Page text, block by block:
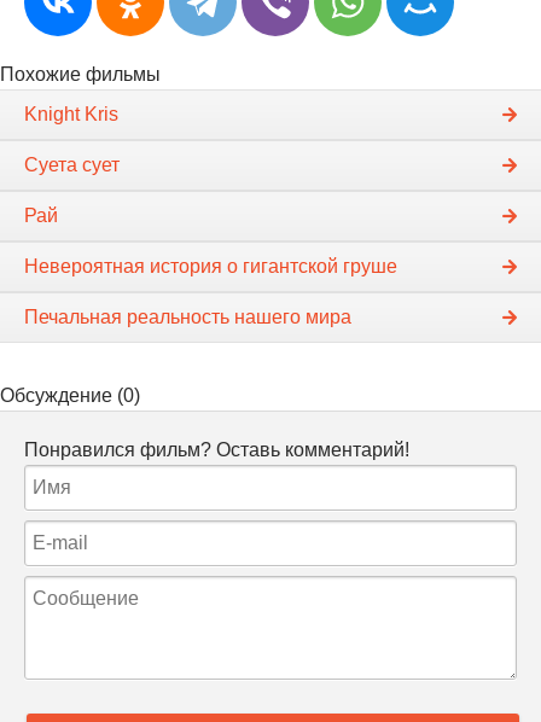
Похожие фильмы
Knight Kris
Суета сует
Рай
Невероятная история о гигантской груше
Печальная реальность нашего мира
Обсуждение (0)
Понравился фильм? Оставь комментарий!